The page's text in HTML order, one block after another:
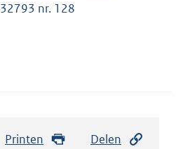
32793 nr. 128
Printen Delen